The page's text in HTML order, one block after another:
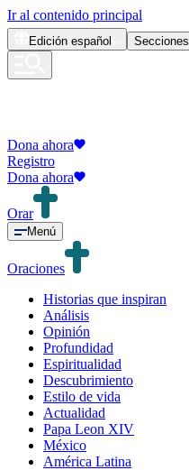
Ir al contenido principal
Edición español Secciones
Dona ahora
Registro
Dona ahora
Orar
Menú
Oraciones
Historias que inspiran
Análisis
Opinión
Profundidad
Espiritualidad
Descubrimiento
Estilo de vida
Actualidad
Papa Leon XIV
México
América Latina